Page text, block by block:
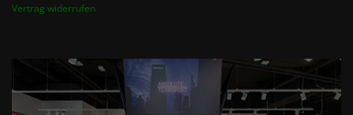
Vertrag widerrufen